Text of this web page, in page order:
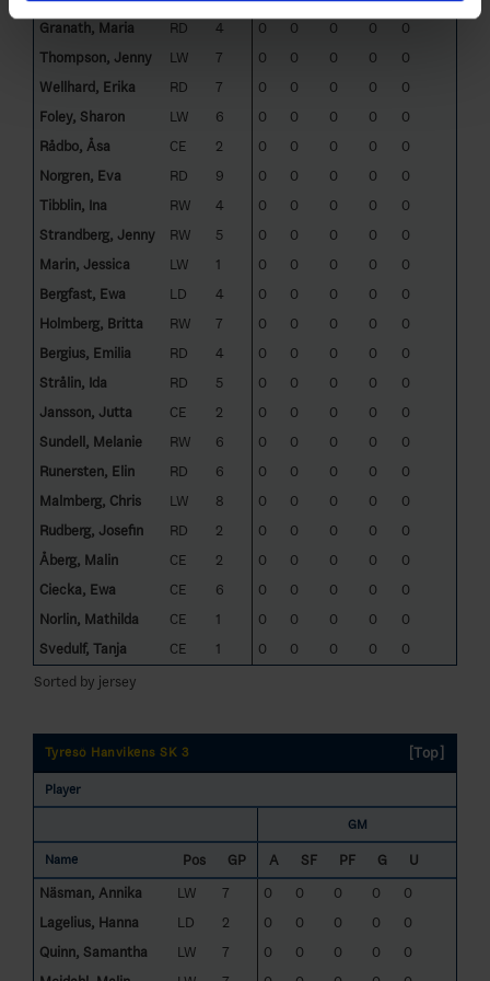
Granath, Maria
RD 4 0 0 0 0
0
Thompson, Jenny
LW 7 0 0 0 0
0
Wellhard, Erika
RD 7 0 0 0 0
0
Foley, Sharon
LW 6 0 0 0 0
0
Rådbo, Åsa
CE 2 0 0 0 0
0
Norgren, Eva
RD 9 0 0 0 0
0
Tibblin, Ina
RW 4 0 0 0 0
0
Strandberg, Jenny
RW 5 0 0 0 0
0
Marin, Jessica
LW 1 0 0 0 0
0
Bergfast, Ewa
LD 4 0 0 0 0
0
Holmberg, Britta
RW 7 0 0 0 0
0
Bergius, Emilia
RD 4 0 0 0 0
0
Strålin, Ida
RD 5 0 0 0 0
0
Jansson, Jutta
CE 2 0 0 0 0
0
Sundell, Melanie
RW 6 0 0 0 0
0
Runersten, Elin
RD 6 0 0 0 0
0
Malmberg, Chris
LW 8 0 0 0 0
0
Rudberg, Josefin
RD 2 0 0 0 0
0
Åberg, Malin
CE 2 0 0 0 0
0
Ciecka, Ewa
CE 6 0 0 0 0
0
Norlin, Mathilda
CE 1 0 0 0 0
0
Svedulf, Tanja
CE 1 0 0 0 0
0
Sorted by jersey
Tyresö Hanvikens SK 3 [Top]
Player
GM
Name Pos GP A SF PF G
U
Näsman, Annika
LW 7 0 0 0 0
0
Lagelius, Hanna
LD 2 0 0 0 0
0
Quinn, Samantha
LW 7 0 0 0 0
0